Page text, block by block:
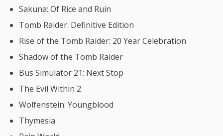
Sakuna: Of Rice and Ruin
Tomb Raider: Definitive Edition
Rise of the Tomb Raider: 20 Year Celebration
Shadow of the Tomb Raider
Bus Simulator 21: Next Stop
The Evil Within 2
Wolfenstein: Youngblood
Thymesia